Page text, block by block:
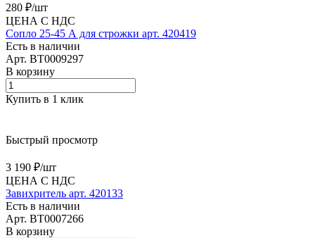
280 ₽/шт
ЦЕНА С НДС
Сопло 25-45 А для строжки арт. 420419
Есть в наличии
Арт. BT0009297
В корзину
Купить в 1 клик
Быстрый просмотр
3 190 ₽/шт
ЦЕНА С НДС
Завихритель арт. 420133
Есть в наличии
Арт. BT0007266
В корзину